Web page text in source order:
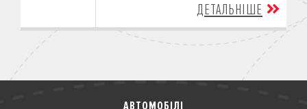
ДЕТАЛЬНІШЕ
АВТОМОБІЛІ